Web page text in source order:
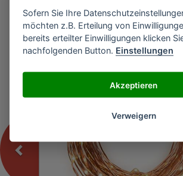
Inateck SL 1001 Strip Lights
Previous
Sofern Sie Ihre
möchten z.B. Erteilung von
bereits erteilter Einwilligungen klicken
nachfolgenden Button. Einstellungen
Akzeptieren
Verweigern